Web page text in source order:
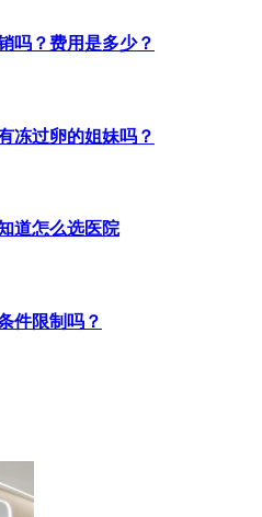
吗？费用是多少？
冻过卵的姐妹吗？
道怎么选医院
件限制吗？